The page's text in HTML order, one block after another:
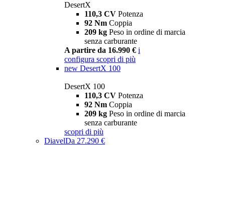
DesertX
110,3 CV Potenza
92 Nm Coppia
209 kg Peso in ordine di marcia
senza carburante
A partire da 16.990 € i
configura scopri di più
new DesertX 100
DesertX 100
110,3 CV Potenza
92 Nm Coppia
209 kg Peso in ordine di marcia
senza carburante
scopri di più
DiavelDa 27.290 €